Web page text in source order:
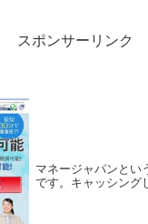
スポンサーリンク
マネージャパンとい
です。キャッシング